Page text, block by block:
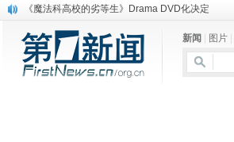
《魔法科高校的劣等生》Drama DVD化决定
消息称刘强东要求京东商城明年扭亏为盈
保健品也能吃出一身病? 康宝莱员工自揭多项家丑
煤价"跳水"电企利润"蹦高" 电煤联动亟待完善
新闻 图片